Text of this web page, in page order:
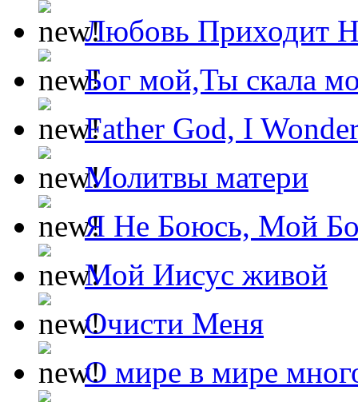
Любовь Приходит
Бог мой,Ты скала
Father God, I
Молитвы матери
Я Не Боюсь, Мой
Мой Иисус живой
Очисти Меня
О мире в мире